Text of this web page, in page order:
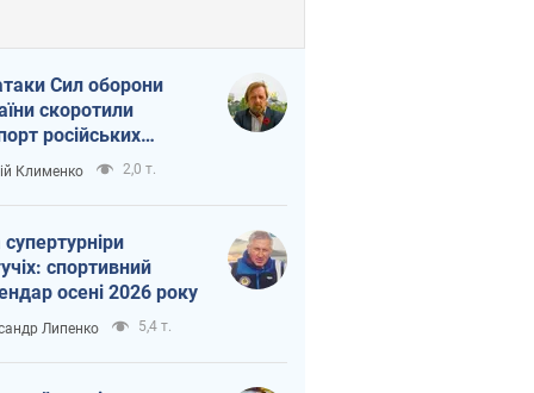
Сил оборони
скоротили
російських
Клименко 2,0 т.
спортивний
осені 2026 року
Липенко 5,4 т.